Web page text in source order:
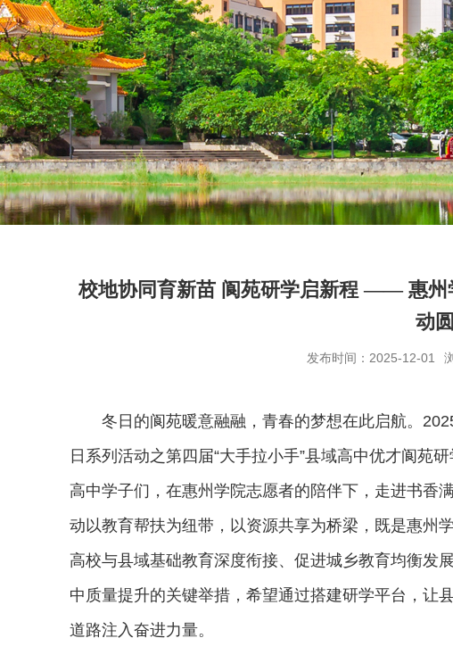
校地协同育新苗 阆苑研学启新程 —— 惠州
动
发布时间：2025-12-01
冬日的阆苑暖意融融，青春的梦想在此启航。
日系列活动之第四届“大手拉小手”县域高中优才阆苑
高中学子们，在惠州学院志愿者的陪伴下，走进书香
动以教育帮扶为纽带，以资源共享为桥梁，既是惠州
高校与县域基础教育深度衔接、促进城乡教育均衡发
中质量提升的关键举措，希望通过搭建研学平台，让
道路注入奋进力量。